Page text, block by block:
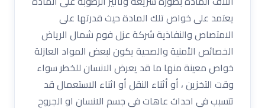
يعتمد على خواص تلك المادة حيث قدرتها على
الامتصاص والنفاذية شركة عزل فوم شمال الرياض
الخصائص الأمنية والصحية يكون لبعض المواد العازلة
خواص معينة منها ما قد يعرض الانسان للخطر سواء
وقت التخزين ، أو أثناء النقل أو اثناء الاستعمال قد
تتسبب فى احداث عاهات فى جسم الانسان او الجروح